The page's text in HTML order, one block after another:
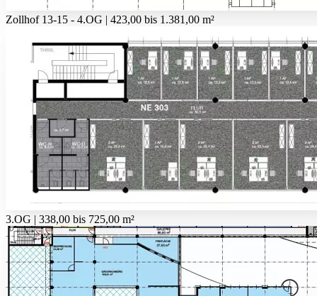
Zollhof 13-15 - 4.OG | 423,00 bis 1.381,00 m²
3.OG | 338,00 bis 725,00 m²